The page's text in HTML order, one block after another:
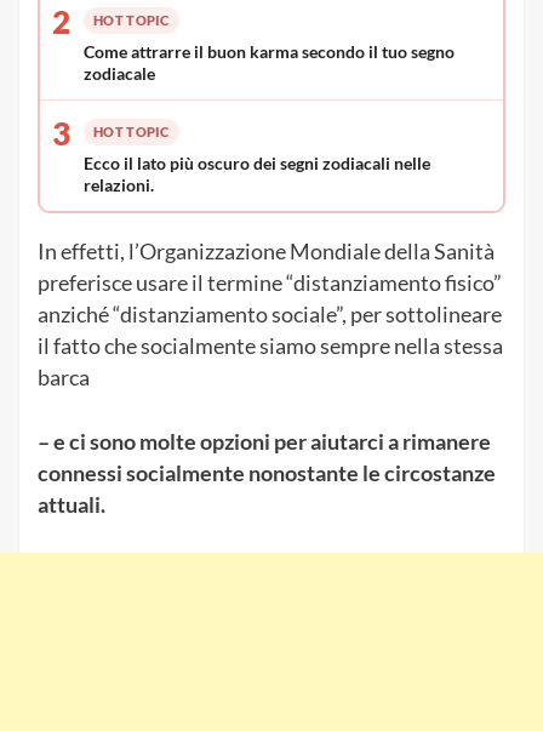
2 HOT TOPIC
Come attrarre il buon karma secondo il tuo segno
zodiacale
3 HOT TOPIC
Ecco il lato più oscuro dei segni zodiacali nelle
relazioni.
In effetti, l’Organizzazione Mondiale della Sanità
preferisce usare il termine “distanziamento fisico”
anziché “distanziamento sociale”, per sottolineare
il fatto che socialmente siamo sempre nella stessa
barca
– e ci sono molte opzioni per aiutarci a rimanere
connessi socialmente nonostante le circostanze
attuali.